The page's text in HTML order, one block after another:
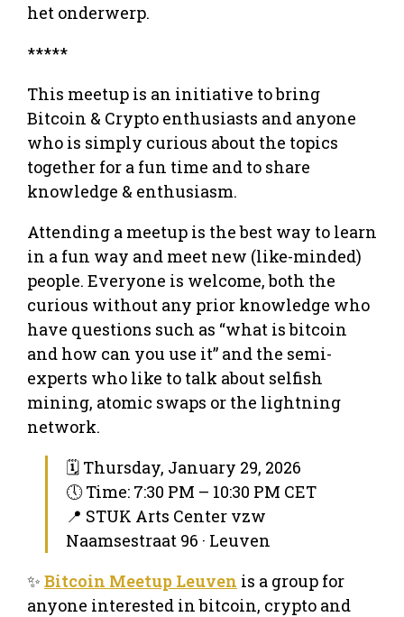
het onderwerp.
*****
This meetup is an initiative to bring
Bitcoin & Crypto enthusiasts and anyone
who is simply curious about the topics
together for a fun time and to share
knowledge & enthusiasm.
Attending a meetup is the best way to learn
in a fun way and meet new (like-minded)
people. Everyone is welcome, both the
curious without any prior knowledge who
have questions such as “what is bitcoin
and how can you use it” and the semi-
experts who like to talk about selfish
mining, atomic swaps or the lightning
network.
🗓 Thursday, January 29, 2026
🕔 Time: 7:30 PM – 10:30 PM CET
📍 STUK Arts Center vzw
Naamsestraat 96 · Leuven
✨ Bitcoin Meetup Leuven is a group for
anyone interested in bitcoin, crypto and